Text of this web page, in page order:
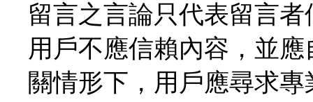
留言之言論只代表留言
用戶不應信賴內容，並
關情形下，用戶應尋求